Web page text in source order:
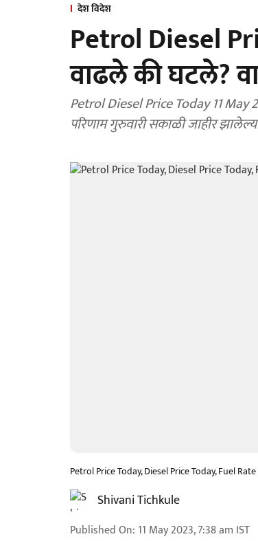
देश विदेश
Petrol Diesel
वाढले की घटले?
Petrol Diesel Price Today 11 May
परिणाम गुरुवारी सकाळी जाहीर
Petrol Price Today, Diesel Price Today, Fuel
Shivani Tichkule
Published On: 11 May 2023, 7:38 am IST